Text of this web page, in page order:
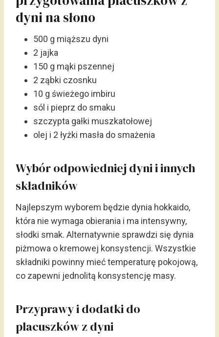
dyni na słono
500 g miąższu dyni
2 jajka
150 g mąki pszennej
2 ząbki czosnku
10 g świeżego imbiru
sól i pieprz do smaku
szczypta gałki muszkatołowej
olej i 2 łyżki masła do smażenia
Wybór odpowiedniej dyni i innych
składników
Najlepszym wyborem będzie dynia hokkaido,
która nie wymaga obierania i ma intensywny,
słodki smak. Alternatywnie sprawdzi się dynia
piżmowa o kremowej konsystencji. Wszystkie
składniki powinny mieć temperaturę pokojową,
co zapewni jednolitą konsystencję masy.
Przyprawy i dodatki do
placuszków z dyni